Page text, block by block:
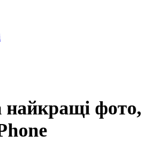
найкращі фото,